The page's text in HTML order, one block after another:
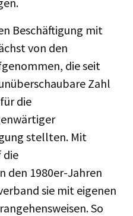
Beschäftigung mit
von den
die seit
Zahl
die
stellten. Mit
die
den 1980er-Jahren
sie mit eigenen
So